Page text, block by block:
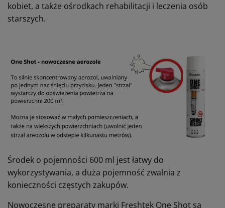
kobiet, a także ośrodkach rehabilitacji i leczenia osób
starszych.
Środek o pojemności 600 ml jest łatwy do
wykorzystywania, a duża pojemność zwalnia z
konieczności częstych zakupów.
Nowoczesne preparaty marki Freshtek One Shot są